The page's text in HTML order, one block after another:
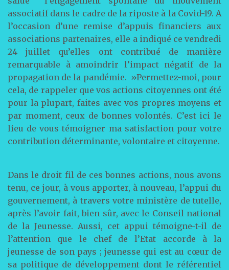
associatif dans le cadre de la riposte à la Covid-19. A
l’occasion d’une remise d’appuis financiers aux
associations partenaires, elle a indiqué ce vendredi
24 juillet qu’elles ont contribué de manière
remarquable à amoindrir l’impact négatif de la
propagation de la pandémie. »Permettez-moi, pour
cela, de rappeler que vos actions citoyennes ont été
pour la plupart, faites avec vos propres moyens et
par moment, ceux de bonnes volontés. C’est ici le
lieu de vous témoigner ma satisfaction pour votre
contribution déterminante, volontaire et citoyenne.
Dans le droit fil de ces bonnes actions, nous avons
tenu, ce jour, à vous apporter, à nouveau, l’appui du
gouvernement, à travers votre ministère de tutelle,
après l’avoir fait, bien sûr, avec le Conseil national
de la Jeunesse. Aussi, cet appui témoigne-t-il de
l’attention que le chef de l’Etat accorde à la
jeunesse de son pays ; jeunesse qui est au cœur de
sa politique de développement dont le référentiel